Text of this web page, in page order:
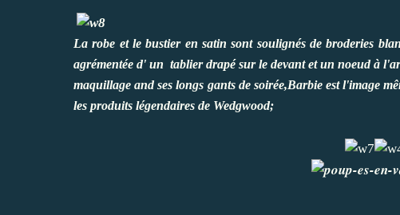
La robe et le bustier en satin sont soulignés de broderies
agrémentée d' un tablier drapé sur le devant et un noeud à
maquillage and ses longs gants de soirée,Barbie est l'image
les produits légendaires de Wedgwood;